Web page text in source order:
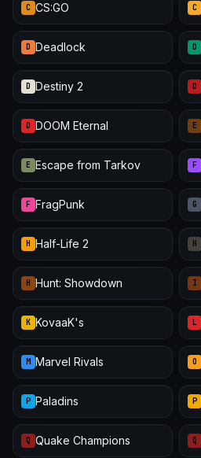
C CS:GO C
D Deadlock D
D Destiny 2 D
D DOOM Eternal E
E Escape from Tarkov F
F FragPunk G
H Half-Life 2 H
H Hunt: Showdown I
K KovaaK's L
M Marvel Rivals O
P Paladins P
Q Quake Champions Q